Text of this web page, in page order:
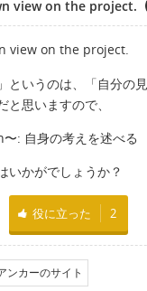
view on the project.
view on the project.
というのは、「自分の
思いますので、
: 自身の考えを述べる
いかがでしょうか？
役に立った 2
ンカーのサイト